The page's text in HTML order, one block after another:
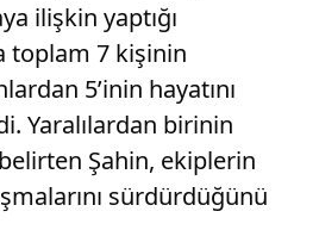
ilişkin yaptığı
toplam 7 kişinin
5’inin hayatını
Yaralılardan birinin
Şahin, ekiplerin
sürdürdüğünü